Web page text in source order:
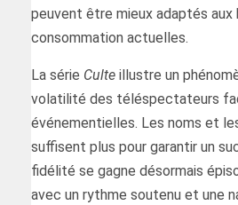
peuvent être mieux adaptés aux
consommation actuelles.
La série Culte illustre un
volatilité des téléspectateurs
événementielles. Les noms et
suffisent plus pour garantir un
fidélité se gagne désormais
avec un rythme soutenu et une